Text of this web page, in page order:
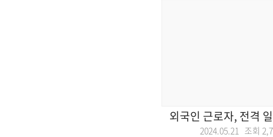
외국인 근로자, 전격
2024.05.21 조회